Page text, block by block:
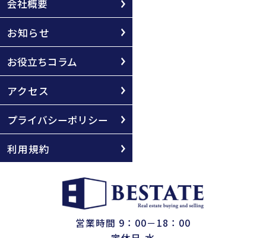
会社概要
お知らせ
お役立ちコラム
アクセス
プライバシーポリシー
利用規約
営業時間 9：00－18：00